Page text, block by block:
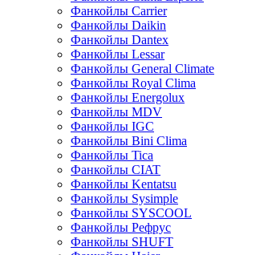
Фанкойлы Carrier
Фанкойлы Daikin
Фанкойлы Dantex
Фанкойлы Lessar
Фанкойлы General Climate
Фанкойлы Royal Clima
Фанкойлы Energolux
Фанкойлы MDV
Фанкойлы IGC
Фанкойлы Bini Clima
Фанкойлы Tica
Фанкойлы CIAT
Фанкойлы Kentatsu
Фанкойлы Sysimple
Фанкойлы SYSCOOL
Фанкойлы Рефрус
Фанкойлы SHUFT